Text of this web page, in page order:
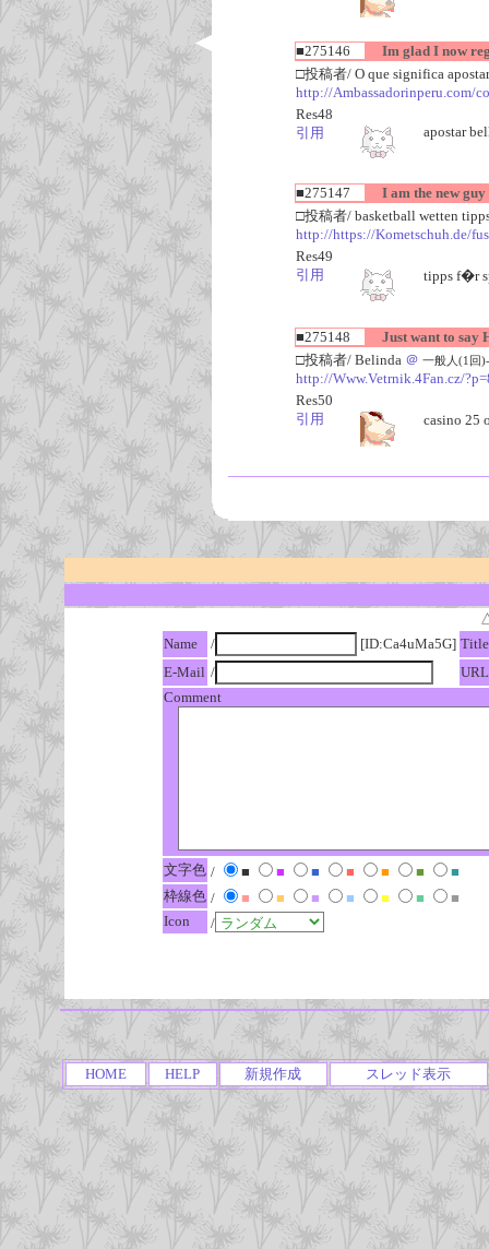
■275146
Im glad I now
□投稿者/ O que significa
http://Ambassadorinperu.com/
Res48
引用
apostar
■275147
I am the new guy
□投稿者/ basketball wetten
http://https://Kometschuh.de/
Res49
引用
tipps f�r
■275148
Just want to say
□投稿者/ Belinda ＠ 一般人(1回
http://Www.Vetrnik.4Fan.cz/
Res50
引用
casino 25
Name
/ [ID:Ca4uMa5G] Title
E-Mail /
URL
Comment
文字色 / ■ ■ ■ ■ ■ ■
■
枠線色 / ■ ■ ■ ■ ■ ■
■
Icon
/
HOME HELP 新規作成 スレッド表示